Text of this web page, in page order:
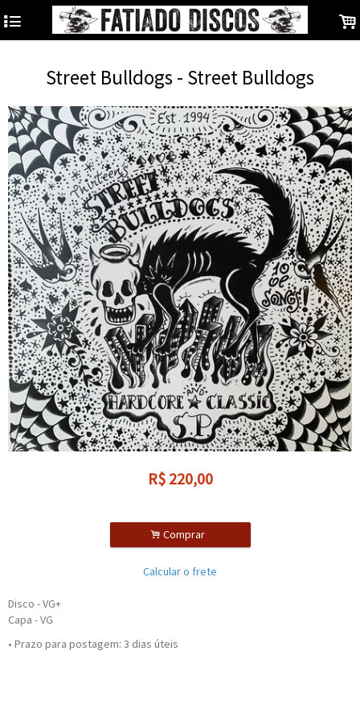
4 .
Street Bulldogs - Street Bulldogs
R$ 220,00
. Comprar
Calcular o frete
Disco - VG+
Capa - VG
• Prazo para postagem: 3 dias úteis